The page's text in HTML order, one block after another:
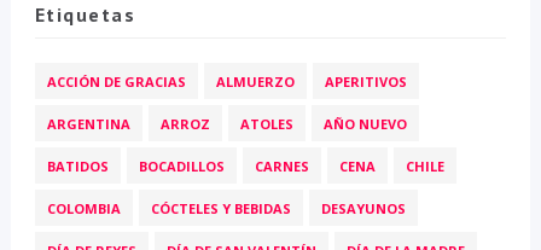
Etiquetas
ACCIÓN DE GRACIAS ALMUERZO APERITIVOS
ARGENTINA ARROZ ATOLES AÑO NUEVO
BATIDOS BOCADILLOS CARNES CENA CHILE
COLOMBIA CÓCTELES Y BEBIDAS DESAYUNOS